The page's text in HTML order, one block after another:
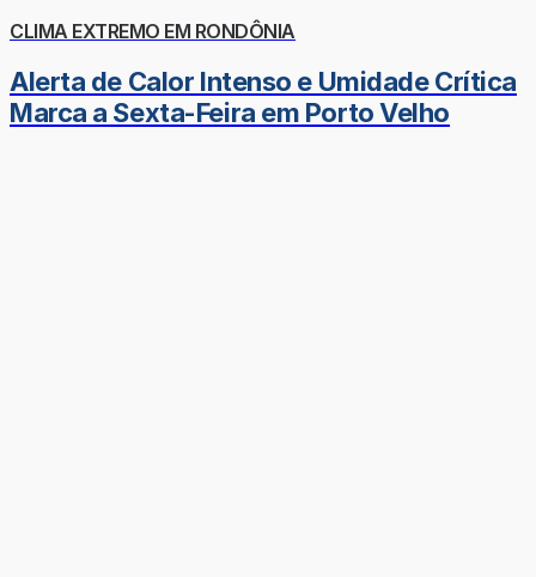
CLIMA EXTREMO EM RONDÔNIA
Alerta de Calor Intenso e Umidade Crítica
Marca a Sexta-Feira em Porto Velho